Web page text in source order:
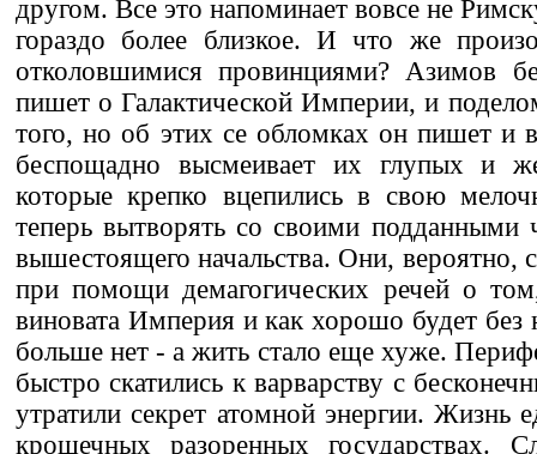
другом. Все это напоминает вовсе не
гораздо более близкое. И что же
отколовшимися провинциями? Азимов
пишет о Галактической Империи, и
того, но об этих се обломках он пишет и
беспощадно высмеивает их глупых и
которые крепко вцепились в свою
теперь вытворять со своими подданными
вышестоящего начальства. Они, вероятно,
при помощи демагогических речей о
виновата Империя и как хорошо будет
больше нет - а жить стало еще хуже.
быстро скатились к варварству с
утратили секрет атомной энергии. Жизнь
крошечных разоренных государствах.